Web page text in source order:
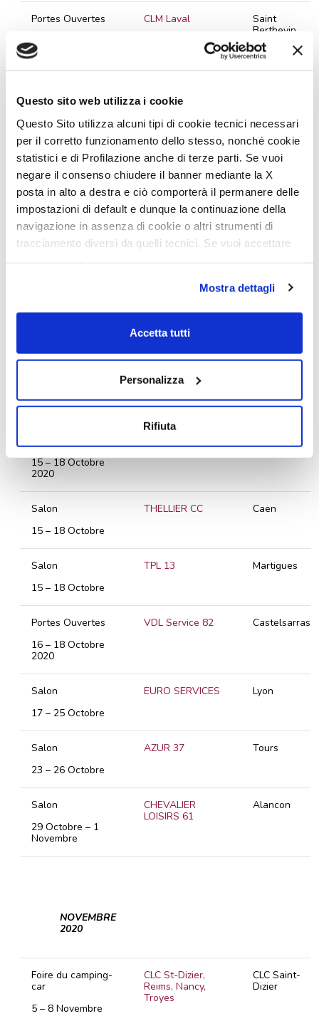
Questo sito web utilizza i cookie
Questo Sito utilizza alcuni tipi di cookie tecnici necessari
per il corretto funzionamento dello stesso, nonché cookie
statistici e di Profilazione anche di terze parti. Se vuoi
negare il consenso chiudere il banner mediante la X
posta in alto a destra e ciò comporterà il permanere delle
impostazioni di default e dunque la continuazione della
navigazione in assenza di cookie o altri strumenti di
tracciamento diversi da quelli tecnici. Se vuoi accettare
su acconsento selezionati. Se vuoi saperne di più clicca
qui. Cliccando sul tasto "Acconsento" permetti l'utilizzo
Mostra dettagli
Accetta tutti
Personalizza
Rifiuta
Portes Ouvertes
9 – 13 Octobre
2020
CLM Laval
Saint
Berthevin
9 – 13 Octobre
2020
Portes Ouvertes
10 – 18 Octobre
2020
CHEVALIER
Vingt-Hanaps
Portes Ouvertes
10 – 18 Octobre
LM AVENTURE Flesselles
14 – 17 Octobre
Sainte Marie
Portes Ouvertes
AZUR 86
Migne
15 – 18 Octobre
2020
CLC Wattellier, Ile-
la-Vallée
Salon
15 – 18 Octobre
THELLIER CC Caen
Salon
15 – 18 Octobre
TPL 13 Martigues
Portes Ouvertes
16 – 18 Octobre
2020
VDL Service 82 Castelsarrasin
Salon
17 – 25 Octobre
EURO SERVICES Lyon
Salon
23 – 26 Octobre
AZUR 37 Tours
Salon
29 Octobre – 1
Novembre
CHEVALIER
LOISIRS 61
Alancon
NOVEMBRE
2020
Foire du camping-
car
5 – 8 Novembre
CLC St-Dizier,
Reims, Nancy,
Troyes
CLC Saint-
Dizier